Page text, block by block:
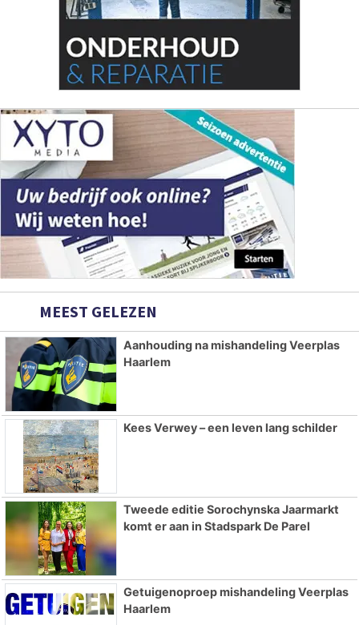
MEEST GELEZEN
Aanhouding na mishandeling Veerplas
Haarlem
Kees Verwey – een leven lang schilder
Tweede editie Sorochynska Jaarmarkt
komt er aan in Stadspark De Parel
Getuigenoproep mishandeling Veerplas
Haarlem